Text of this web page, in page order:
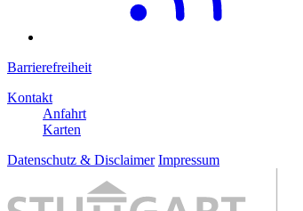
Barrierefreiheit
Kontakt
Anfahrt
Karten
Datenschutz & Disclaimer Impressum